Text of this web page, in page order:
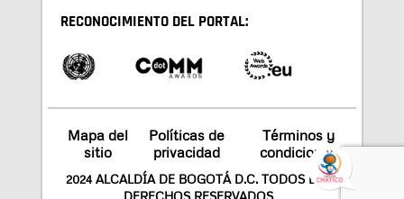
RECONOCIMIENTO DEL PORTAL:
Mapa del
sitio
Políticas de
privacidad
Términos y
condiciones
2024 ALCALDÍA DE BOGOTÁ D.C. TODOS LOS